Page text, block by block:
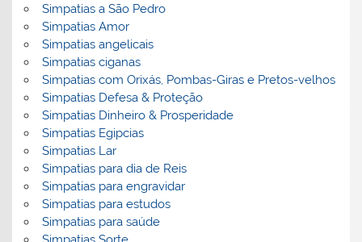
Simpatias a São Pedro
Simpatias Amor
Simpatias angelicais
Simpatias ciganas
Simpatias com Orixás, Pombas-Giras e Pretos-velhos
Simpatias Defesa & Proteção
Simpatias Dinheiro & Prosperidade
Simpatias Egipcias
Simpatias Lar
Simpatias para dia de Reis
Simpatias para engravidar
Simpatias para estudos
Simpatias para saúde